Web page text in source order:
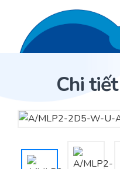
Trang Chủ
Cảm biến ACI
Sản phẩm
Chi
Trang Chủ